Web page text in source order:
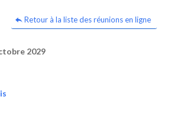
Retour à la liste des réunions en ligne
2029